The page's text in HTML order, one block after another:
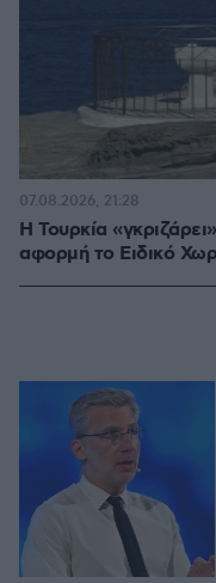
Η Τουρκία
αφορμή το Ειδικό
07.08.2026, 21:28